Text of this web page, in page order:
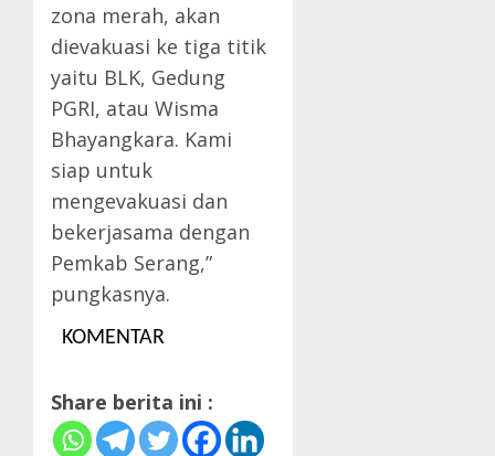
zona merah, akan
dievakuasi ke tiga titik
yaitu BLK, Gedung
PGRI, atau Wisma
Bhayangkara. Kami
siap untuk
mengevakuasi dan
bekerjasama dengan
Pemkab Serang,”
pungkasnya.
KOMENTAR
Share berita ini :